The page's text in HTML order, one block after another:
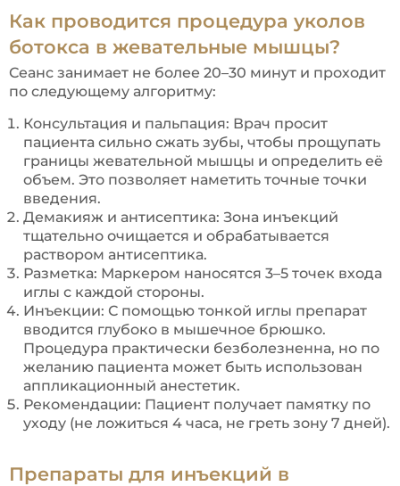
Как проводится процедура уколов
ботокса в жевательные мышцы?
Сеанс занимает не более 20–30 минут и проходит
по следующему алгоритму:
Консультация и пальпация: Врач просит
пациента сильно сжать зубы, чтобы прощупать
границы жевательной мышцы и определить её
объем. Это позволяет наметить точные точки
введения.
Демакияж и антисептика: Зона инъекций
тщательно очищается и обрабатывается
раствором антисептика.
Разметка: Маркером наносятся 3–5 точек входа
иглы с каждой стороны.
Инъекции: С помощью тонкой иглы препарат
вводится глубоко в мышечное брюшко.
Процедура практически безболезненна, но по
желанию пациента может быть использован
аппликационный анестетик.
Рекомендации: Пациент получает памятку по
уходу (не ложиться 4 часа, не греть зону 7 дней).
Препараты для инъекций в